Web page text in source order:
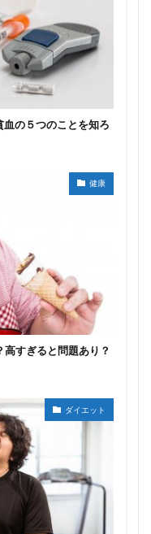
の５つのことを知ろ
健康
すぎると問題あり？
ダイエット